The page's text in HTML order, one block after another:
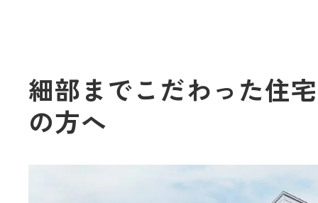
細部までこだわった住
の方へ